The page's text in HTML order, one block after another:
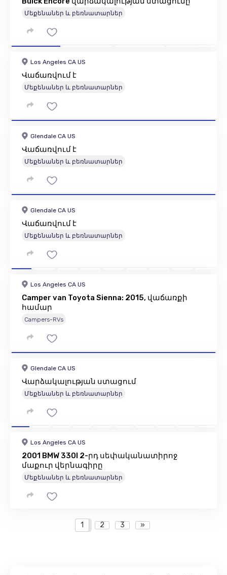
Մեքենաներ և բեռնատարներ
Los Angeles CA US
Վաճառվում է
Մեքենաներ և բեռնատարներ
Glendale CA US
Վաճառվում է
Մեքենաներ և բեռնատարներ
Glendale CA US
Վաճառվում է
Մեքենաներ և բեռնատարներ
Los Angeles CA US
Camper van Toyota Sienna: 2015, վաճառքի
համար
Campers-RVs
Glendale CA US
Վարձակալության ստացում
Մեքենաներ և բեռնատարներ
Los Angeles CA US
2001 BMW 330I 2-րդ սեփականատիրոջ
մաքուր վերնագիրը
Մեքենաներ և բեռնատարներ
1 2 3 »